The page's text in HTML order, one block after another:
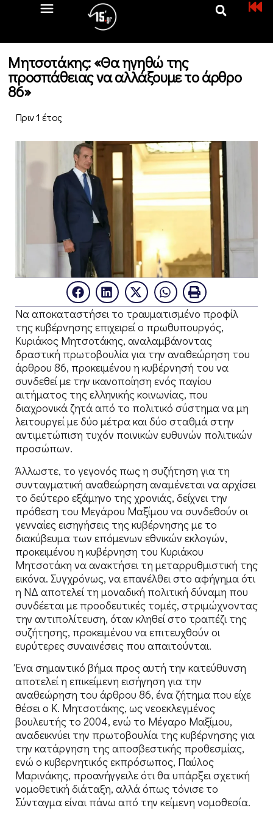
Μητσοτάκης: «Θα ηγηθώ της
προσπάθειας να αλλάξουμε το άρθρο
86»
Πριν 1 έτος
Να αποκαταστήσει το τραυματισμένο προφίλ
της κυβέρνησης επιχειρεί ο πρωθυπουργός,
Κυριάκος Μητσοτάκης, αναλαμβάνοντας
δραστική πρωτοβουλία για την αναθεώρηση του
άρθρου 86, προκειμένου η κυβέρνησή του να
συνδεθεί με την ικανοποίηση ενός παγίου
αιτήματος της ελληνικής κοινωνίας, που
διαχρονικά ζητά από το πολιτικό σύστημα να μη
λειτουργεί με δύο μέτρα και δύο σταθμά στην
αντιμετώπιση τυχόν ποινικών ευθυνών πολιτικών
προσώπων.
Άλλωστε, το γεγονός πως η συζήτηση για τη
συνταγματική αναθεώρηση αναμένεται να αρχίσει
το δεύτερο εξάμηνο της χρονιάς, δείχνει την
πρόθεση του Μεγάρου Μαξίμου να συνδεθούν οι
γενναίες εισηγήσεις της κυβέρνησης με το
διακύβευμα των επόμενων εθνικών εκλογών,
προκειμένου η κυβέρνηση του Κυριάκου
Μητσοτάκη να ανακτήσει τη μεταρρυθμιστική της
εικόνα. Συγχρόνως, να επανέλθει στο αφήγημα ότι
η ΝΔ αποτελεί τη μοναδική πολιτική δύναμη που
συνδέεται με προοδευτικές τομές, στριμώχνοντας
την αντιπολίτευση, όταν κληθεί στο τραπέζι της
συζήτησης, προκειμένου να επιτευχθούν οι
ευρύτερες συναινέσεις που απαιτούνται.
Ένα σημαντικό βήμα προς αυτή την κατεύθυνση
αποτελεί η επικείμενη εισήγηση για την
αναθεώρηση του άρθρου 86, ένα ζήτημα που είχε
θέσει ο Κ. Μητσοτάκης, ως νεοεκλεγμένος
βουλευτής το 2004, ενώ το Μέγαρο Μαξίμου,
αναδεικνύει την πρωτοβουλία της κυβέρνησης για
την κατάργηση της αποσβεστικής προθεσμίας,
ενώ ο κυβερνητικός εκπρόσωπος, Παύλος
Μαρινάκης, προανήγγειλε ότι θα υπάρξει σχετική
νομοθετική διάταξη, αλλά όπως τόνισε το
Σύνταγμα είναι πάνω από την κείμενη νομοθεσία.